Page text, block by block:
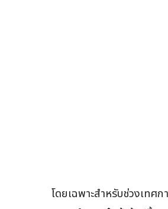
โดยเฉพาะสำหรับช่วงเทศ